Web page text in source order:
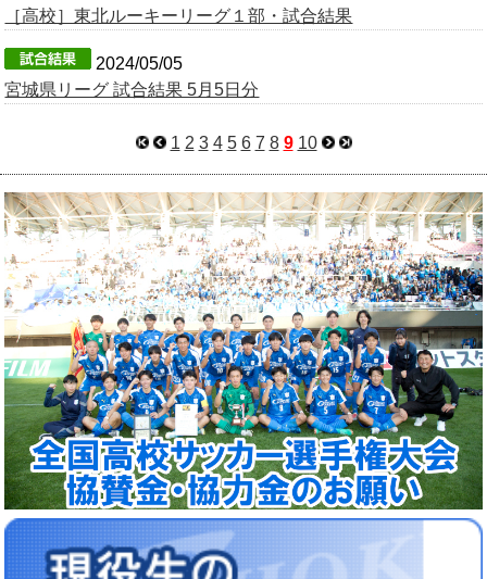
［高校］東北ルーキーリーグ１部・試合結果
2024/05/05
宮城県リーグ 試合結果 5月5日分
1 2 3 4 5 6 7 8 9 10